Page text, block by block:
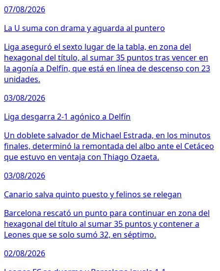
07/08/2026
La U suma con drama y aguarda al puntero
Liga aseguró el sexto lugar de la tabla, en zona del
hexagonal del título, al sumar 35 puntos tras vencer en
la agonía a Delfín, que está en línea de descenso con 23
unidades.
03/08/2026
Liga desgarra 2-1 agónico a Delfín
Un doblete salvador de Michael Estrada, en los minutos
finales, determinó la remontada del albo ante el Cetáceo
que estuvo en ventaja con Thiago Ozaeta.
03/08/2026
Canario salva quinto puesto y felinos se relegan
Barcelona rescató un punto para continuar en zona del
hexagonal del título al sumar 35 puntos y contener a
Leones que se solo sumó 32, en séptimo.
02/08/2026